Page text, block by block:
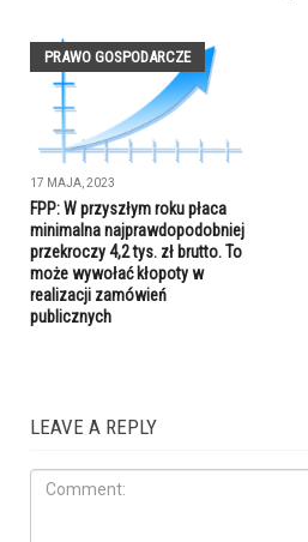
PRAWO GOSPODARCZE
17 MAJA, 2023
FPP: W przyszłym roku płaca
minimalna najprawdopodobniej
przekroczy 4,2 tys. zł brutto. To
może wywołać kłopoty w
realizacji zamówień
publicznych
LEAVE A REPLY